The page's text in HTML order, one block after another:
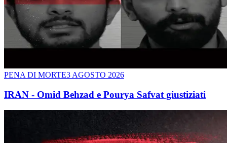
PENA DI MORTE3 AGOSTO 2026
IRAN - Omid Behzad e Pourya Safvat giustiziati